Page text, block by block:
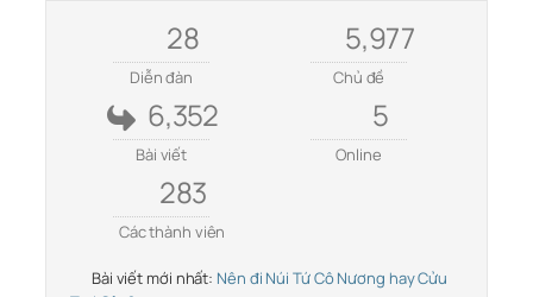
28
Diễn đàn
5,977
Chủ đề
6,352
Bài viết
5
Online
283
Các thành viên
Bài viết mới nhất: Nên đi Núi Tứ Cô Nương hay Cửu